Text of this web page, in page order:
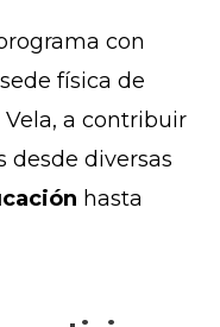
con
física de
a contribuir
desde diversas
hasta